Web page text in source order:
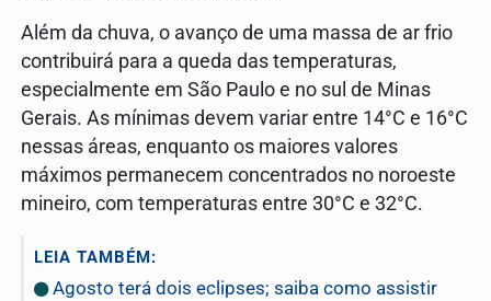
Além da chuva, o avanço de uma massa de ar frio
contribuirá para a queda das temperaturas,
especialmente em São Paulo e no sul de Minas
Gerais. As mínimas devem variar entre 14°C e 16°C
nessas áreas, enquanto os maiores valores
máximos permanecem concentrados no noroeste
mineiro, com temperaturas entre 30°C e 32°C.
LEIA TAMBÉM:
Agosto terá dois eclipses; saiba como assistir